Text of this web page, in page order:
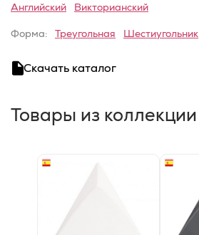
Английский
Викторианский
Форма: Треугольная Шестиугольник
Скачать каталог
Товары из коллекции